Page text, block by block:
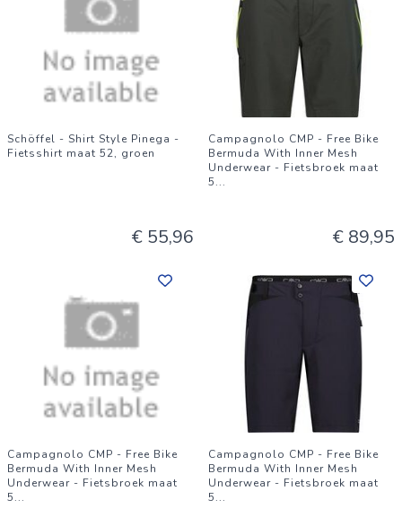
Schöffel - Shirt Style Pinega -
Fietsshirt maat 52, groen
€ 55,96
Campagnolo CMP - Free Bike
Bermuda With Inner Mesh
Underwear - Fietsbroek maat
5...
€ 89,95
Campagnolo CMP - Free Bike
Bermuda With Inner Mesh
Underwear - Fietsbroek maat
5...
Campagnolo CMP - Free Bike
Bermuda With Inner Mesh
Underwear - Fietsbroek maat
5...